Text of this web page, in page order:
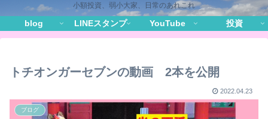
小額投資、弱小大家、日常のあれこれ
blog LINEスタンプ YouTube 投資
トチオンガーセブンの動画 2本を公開
2022.04.23
ブログ